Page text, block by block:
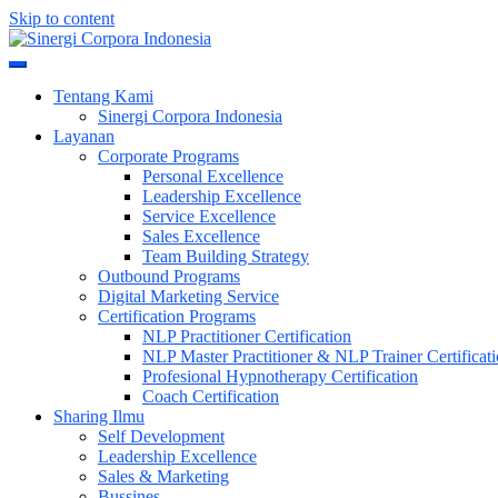
Skip to content
Sinergi Corpora Indonesia
Tentang Kami
Sinergi Corpora Indonesia
Layanan
Corporate Programs
Personal Excellence
Leadership Excellence
Service Excellence
Sales Excellence
Team Building Strategy
Outbound Programs
Digital Marketing Service
Certification Programs
NLP Practitioner Certification
NLP Master Practitioner & NLP Trainer
Profesional Hypnotherapy Certification
Coach Certification
Sharing Ilmu
Self Development
Leadership Excellence
Sales & Marketing